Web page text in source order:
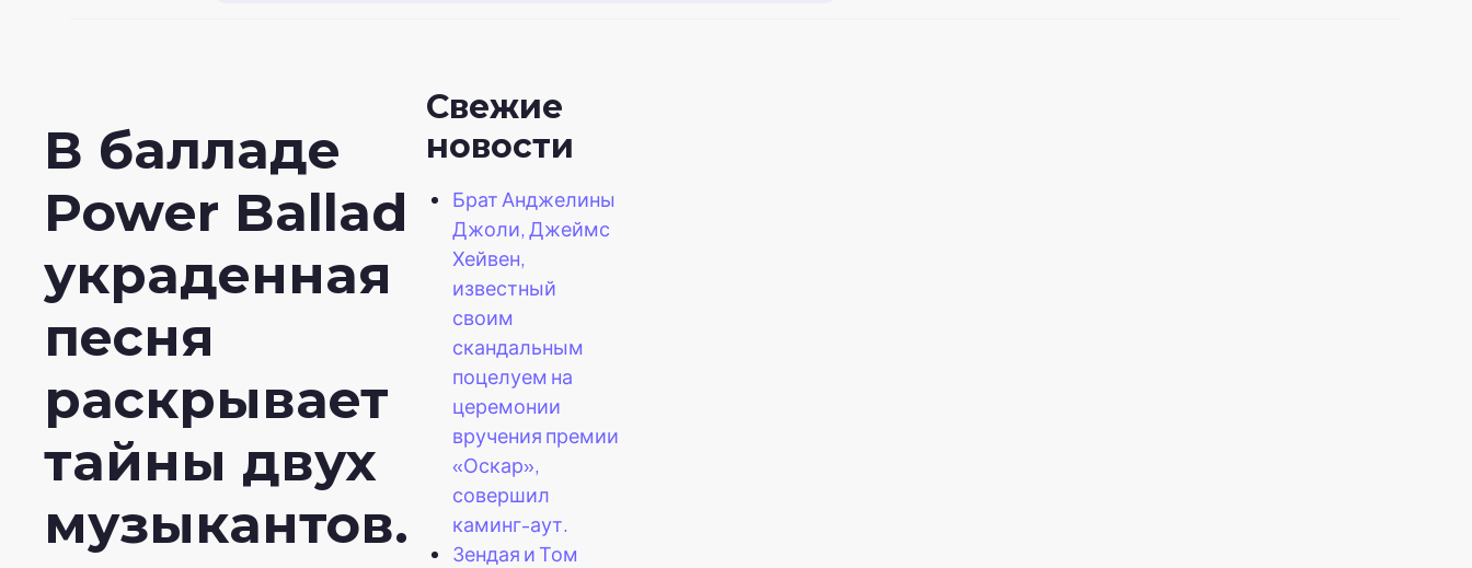
В балладе
Power Ballad
украденная
песня
раскрывает
тайны двух
музыкантов.
Свежие
новости
Брат Анджелины
Джоли, Джеймс
Хейвен,
известный
своим
скандальным
поцелуем на
церемонии
вручения премии
«Оскар»,
совершил
каминг-аут.
Зендая и Том